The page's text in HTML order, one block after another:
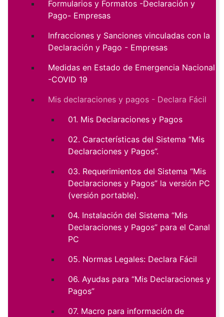
Formularios y Formatos -Declaración y
Pago- Empresas
Infracciones y Sanciones vinculadas con la
Declaración y Pago - Empresas
Medidas en Estado de Emergencia Nacional
-COVID 19
Mis declaraciones y pagos - Declara Fácil
01. Mis Declaraciones y Pagos
02. Características del Sistema “Mis
Declaraciones y Pagos”.
03. Requerimientos del Sistema “Mis
Declaraciones y Pagos” la versión PC
(versión portable).
04. Instalación del Sistema “Mis
Declaraciones y Pagos” para el Canal
PC
05. Normas Legales: Declara Fácil
06. Ayudas para “Mis Declaraciones y
Pagos”
07. Macro para información de